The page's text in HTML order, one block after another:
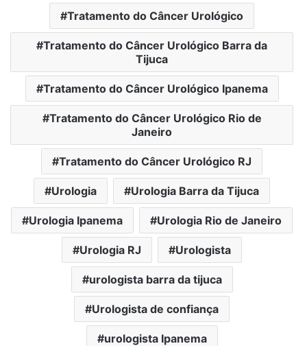
Tratamento do Câncer Urológico
Tratamento do Câncer Urológico Barra da
Tijuca
Tratamento do Câncer Urológico Ipanema
Tratamento do Câncer Urológico Rio de
Janeiro
Tratamento do Câncer Urológico RJ
Urologia Urologia Barra da Tijuca
Urologia Ipanema Urologia Rio de Janeiro
Urologia RJ Urologista
urologista barra da tijuca
Urologista de confiança
urologista Ipanema